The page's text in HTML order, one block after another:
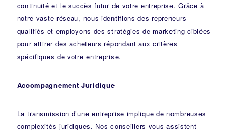
continuité et le succès futur de votre entreprise. Grâce à
notre vaste réseau, nous identifions des repreneurs
qualifiés et employons des stratégies de marketing ciblées
pour attirer des acheteurs répondant aux critères
spécifiques de votre entreprise.
Accompagnement Juridique
La transmission d’une entreprise implique de nombreuses
complexités juridiques. Nosconseillers vous assistent